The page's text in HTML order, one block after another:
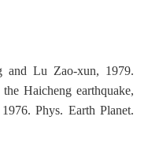
and Lu Zao-xun, 1979.
Haicheng earthquake,
Phys. Earth Planet.